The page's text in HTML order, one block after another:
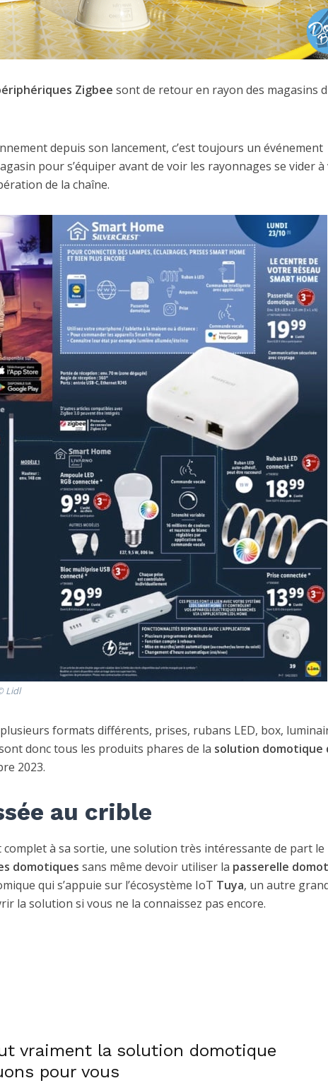
Zigbee sont de retour en rayon des magasins
depuis son lancement, c’est toujours un événement
pour s’équiper avant de voir les rayonnages se vider à
de la chaîne.
Lidl
formats différents, prises, rubans LED, box,
donc tous les produits phares de la solution domotique
2023.
au crible
à sa sortie, une solution très intéressante de part le
domotiques sans même devoir utiliser la passerelle
qui s’appuie sur l’écosystème IoT Tuya, un autre
la solution si vous ne la connaissez pas encore.
vraiment la solution domotique
pour vous